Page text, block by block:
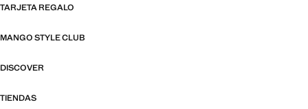
TARJETA REGALO
MANGO STYLE CLUB
DISCOVER
TIENDAS